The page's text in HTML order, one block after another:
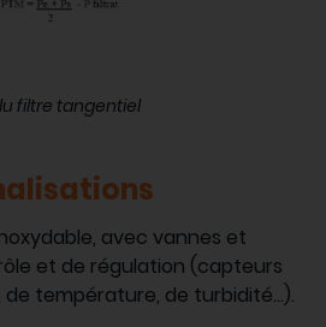
filtre tangentiel
avec vannes et
et de régulation (capteurs
de température, de turbidité...).